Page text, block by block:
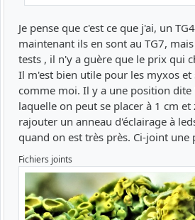
Je pense que c'est ce que j'ai, un
maintenant ils en sont au TG7,
tests , il n'y a guère que le prix qui
Il m'est bien utile pour les myxos
comme moi. Il y a une position dite
laquelle on peut se placer à 1 cm
rajouter un anneau d'éclairage à
quand on est très près. Ci-joint une
Fichiers joints